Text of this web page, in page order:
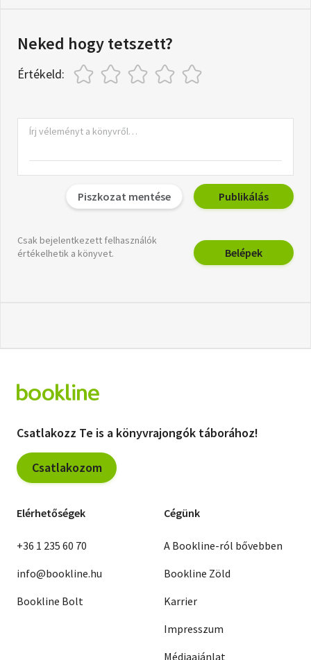
Neked hogy tetszett?
Értékeld:
Piszkozat mentése Publikálás
Csak bejelentkezett felhasználók
értékelhetik a könyvet.
Belépek
Csatlakozz Te is a könyvrajongók táborához!
Csatlakozom
Elérhetőségek
+36 1 235 60 70
info@bookline.hu
Bookline Bolt
Cégünk
A Bookline-ról bővebben
Bookline Zöld
Karrier
Impresszum
Médiaajánlat